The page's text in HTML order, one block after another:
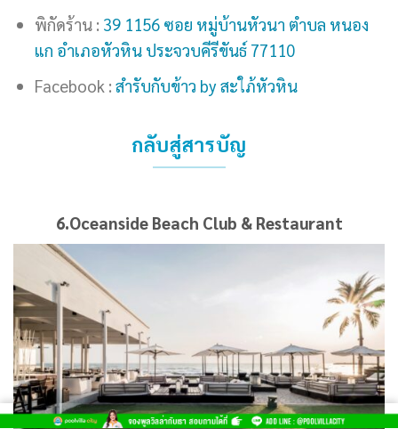
พิกัดร้าน : 39 1156 ซอย หมู่บ้านหัวนา ตำบล หนอง
แก อำเภอหัวหิน ประจวบคีรีขันธ์ 77110
Facebook : สำรับกับข้าว by สะใภ้หัวหิน
กลับสู่สารบัญ
6.Oceanside Beach Club & Restaurant